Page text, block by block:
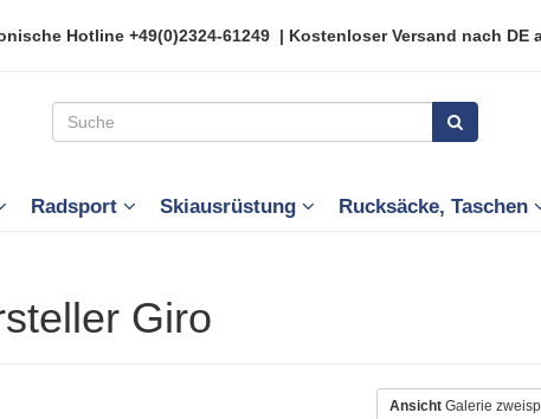
Hotline +49(0)2324-61249| Kostenloser Versand nach DE
Radsport Skiausrüstung Rucksäcke, Taschen
Giro
Ansicht Galerie